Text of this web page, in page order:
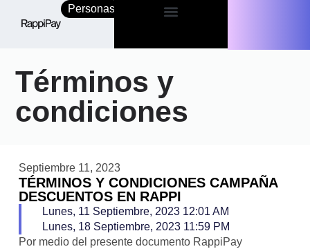
Personas Empresas
Términos y
condiciones
Septiembre 11, 2023
TÉRMINOS Y CONDICIONES CAMPAÑA
DESCUENTOS EN RAPPI
Lunes, 11 Septiembre, 2023 12:01 AM
Lunes, 18 Septiembre, 2023 11:59 PM
Por medio del presente documento RappiPay